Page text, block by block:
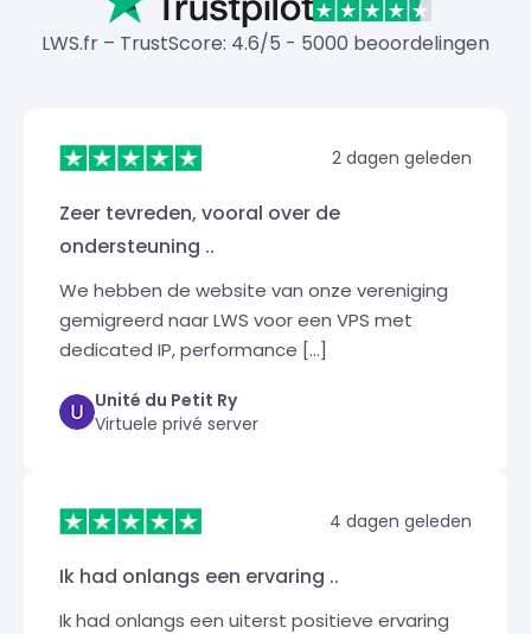
LWS.fr – TrustScore: 4.6/5 - 5000 beoordelingen
2 dagen geleden
Zeer tevreden, vooral over de
ondersteuning ..
We hebben de website van onze vereniging
gemigreerd naar LWS voor een VPS met
dedicated IP, performance [...]
Unité du Petit Ry
Virtuele privé server
4 dagen geleden
Ik had onlangs een ervaring ..
Ik had onlangs een uiterst positieve ervaring